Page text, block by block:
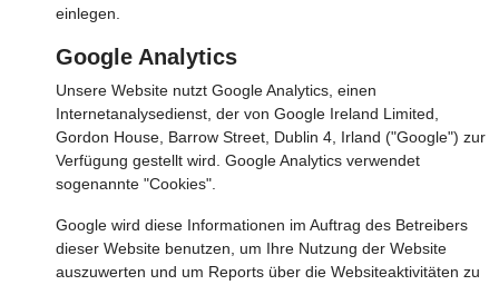
einlegen.
Google Analytics
Unsere Website nutzt Google Analytics, einen
Internetanalysedienst, der von Google Ireland Limited,
Gordon House, Barrow Street, Dublin 4, Irland ("Google") zur
Verfügung gestellt wird. Google Analytics verwendet
sogenannte "Cookies".
Google wird diese Informationen im Auftrag des Betreibers
dieser Website benutzen, um Ihre Nutzung der Website
auszuwerten und um Reports über die Websiteaktivitäten zu